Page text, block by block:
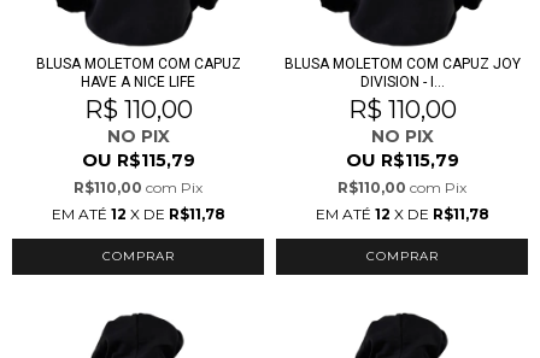
BLUSA MOLETOM COM CAPUZ
HAVE A NICE LIFE
R$ 110,00
NO PIX
OU R$115,79
R$110,00 com Pix
EM ATÉ 12 X DE R$11,78
COMPRAR
BLUSA MOLETOM COM CAPUZ JOY
DIVISION - I...
R$ 110,00
NO PIX
OU R$115,79
R$110,00 com Pix
EM ATÉ 12 X DE R$11,78
COMPRAR